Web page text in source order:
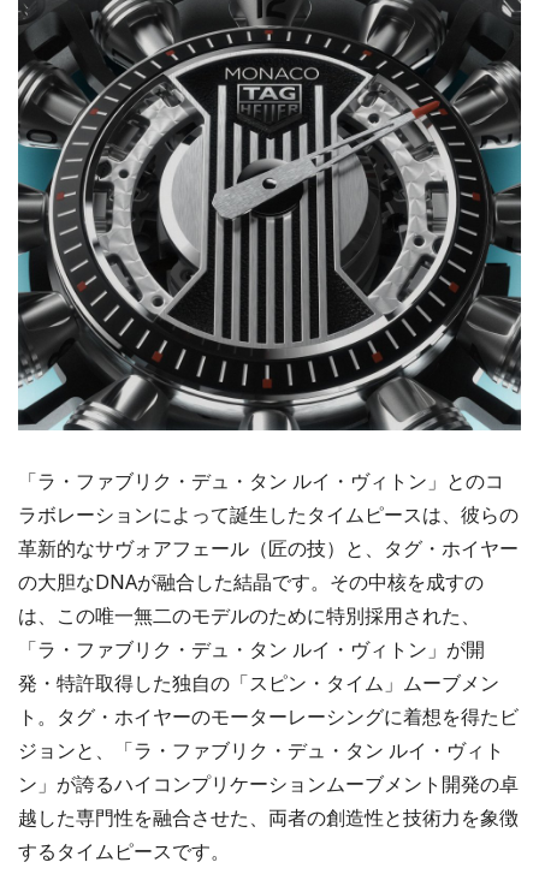
「ラ・ファブリク・デュ・タン ルイ・ヴィトン」とのコ
ラボレーションによって誕生したタイムピースは、彼らの
革新的なサヴォアフェール（匠の技）と、タグ・ホイヤー
の大胆なDNAが融合した結晶です。その中核を成すの
は、この唯一無二のモデルのために特別採用された、
「ラ・ファブリク・デュ・タン ルイ・ヴィトン」が開
発・特許取得した独自の「スピン・タイム」ムーブメン
ト。タグ・ホイヤーのモーターレーシングに着想を得たビ
ジョンと、「ラ・ファブリク・デュ・タン ルイ・ヴィト
ン」が誇るハイコンプリケーションムーブメント開発の卓
越した専門性を融合させた、両者の創造性と技術力を象徴
するタイムピースです。